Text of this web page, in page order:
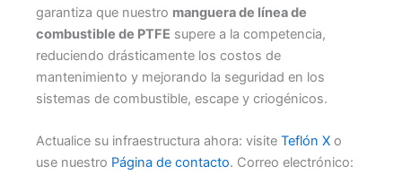
garantiza que nuestro manguera de línea de
combustible de PTFE supere a la competencia,
reduciendo drásticamente los costos de
mantenimiento y mejorando la seguridad en los
sistemas de combustible, escape y criogénicos.
Actualice su infraestructura ahora: visite Teflón X o
use nuestro Página de contacto. Correo electrónico: